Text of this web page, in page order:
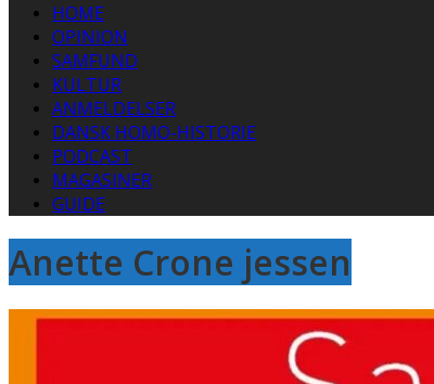
HOME
OPINION
SAMFUND
KULTUR
ANMELDELSER
DANSK HOMO-HISTORIE
PODCAST
MAGASINER
GUIDE
Anette Crone jessen